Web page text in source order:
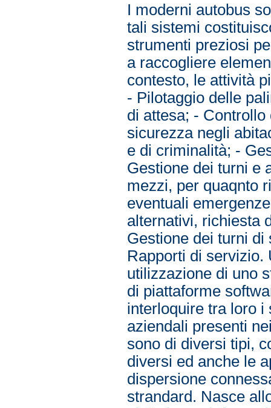
I moderni autobus
tali sistemi
strumenti preziosi
a raccogliere
contesto, le attività
- Pilotaggio delle
di attesa; -
sicurezza negli
e di criminalità; -
Gestione dei turni e
mezzi, per quaqnto
eventuali
alternativi, richiesta
Gestione dei turni
Rapporti di servizio.
utilizzazione di uno
di piattaforme
interloquire tra loro i
aziendali presenti
sono di diversi tipi,
diversi ed anche le
dispersione
strandard. Nasce